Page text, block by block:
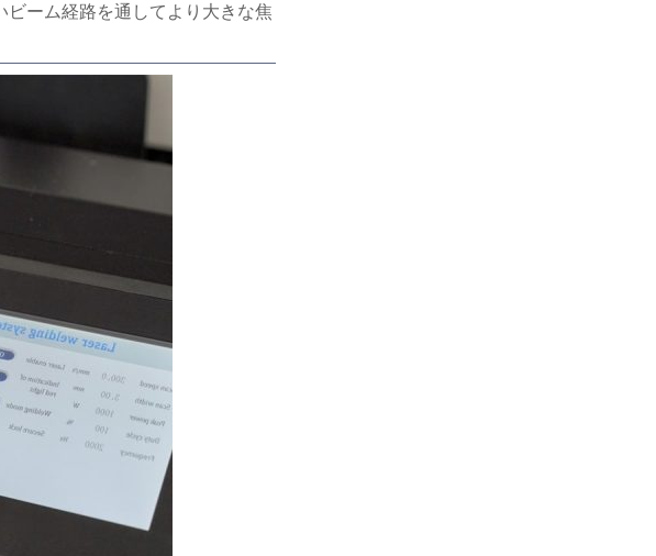
ーム経路を通してより大きな焦